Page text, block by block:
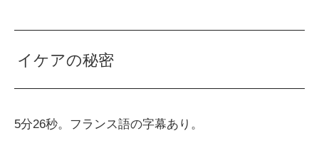
イケアの秘密
5分26秒。フランス語の字幕あり。